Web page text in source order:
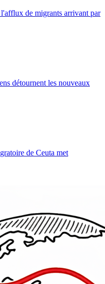
l'afflux de migrants arrivant par
détournent les nouveaux
de Ceuta met